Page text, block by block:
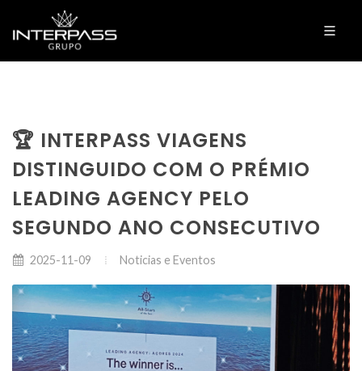
🏆 INTERPASS VIAGENS
DISTINGUIDO COM O PRÉMIO
LEADING AGENCY PELO
SEGUNDO ANO CONSECUTIVO
2025-11-09 Noticias e Eventos